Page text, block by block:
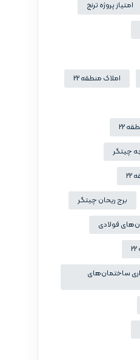
امتیاز پروژه ترنج
املاک منطقه 22
22
چیتگر
برج ریحان چیتگر
فولادی
ساختمان‌های